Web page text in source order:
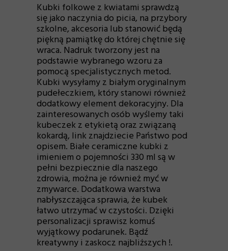
Kubki folkowe z kwiatami sprawdzą
się jako naczynia do picia, na przybory
szkolne, akcesoria lub stanowić będą
piękną pamiątkę do której chętnie się
wraca. Nadruk tworzony jest na
podstawie wybranego wzoru za
pomocą specjalistycznych metod.
Kubki wysyłamy z białym oryginalnym
pudełeczkiem, który stanowi również
dodatkowy element dekoracyjny. Dla
zainteresowanych osób wyślemy taki
kubeczek z etykietą oraz związaną
kokardą, link znajdziecie Państwo pod
opisem. Białe ceramiczne kubki z
imieniem o pojemności 330 ml są w
pełni bezpiecznie dla naszego
zdrowia, można je również myć w
zmywarce. Dodatkowa warstwa
nabłyszczająca sprawia, że kubek
łatwo utrzymać w czystości. Dzięki
personalizacji sprawisz komuś
wyjątkowy podarunek. Bądź
kreatywny i zaskocz najbliższych !.